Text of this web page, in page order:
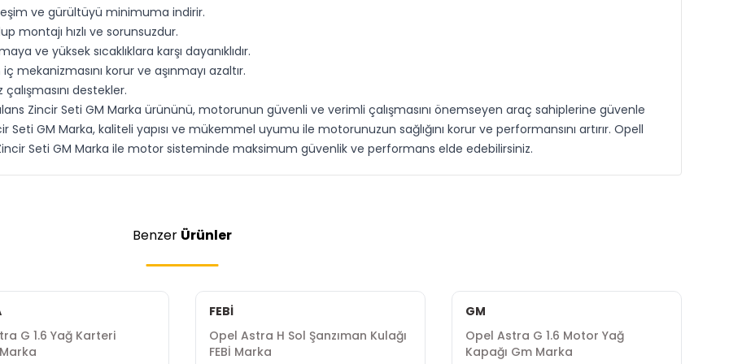
ve gürültüyü minimuma indirir.
montajı hızlı ve sorunsuzdur.
ve yüksek sıcaklıklara karşı dayanıklıdır.
korur ve aşınmayı azaltır.
destekler.
Zincir Seti GM Marka ürününü, motorunun güvenli ve verimli çalışmasını önemseyen araç sahiplerine güvenle
GM Marka, kaliteli yapısı ve mükemmel uyumu ile motorunuzun sağlığını korur ve performansını artırır. Opell
Seti GM Marka ile motor sisteminde maksimum güvenlik ve performans elde edebilirsiniz.
Benzer Ürünler
G 1.6 Yağ Karteri
FEBİ
Opel Astra H Sol Şanzıman Kulağı
FEBİ Marka
GM
Opel Astra G 1.6 Motor Yağ
Kapağı Gm Marka